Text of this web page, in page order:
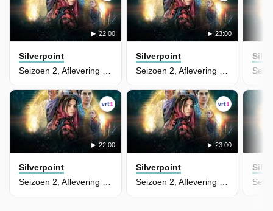
22:00
Silverpoint
Seizoen 2, Aflevering 7 - Lights Out
23:00
Silverpoint
Seizoen 2, Aflevering 6 - Day 1
22:00
Silverpoint
23:00
Silverpoint